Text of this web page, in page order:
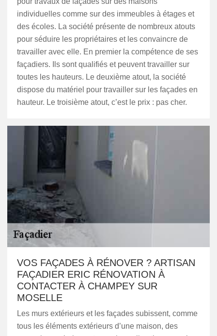
individuelles comme sur des immeubles à étages et
des écoles. La société présente de nombreux atouts
pour séduire les propriétaires et les convaincre de
travailler avec elle. En premier la compétence de ses
façadiers. Ils sont qualifiés et peuvent travailler sur
toutes les hauteurs. Le deuxième atout, la société
dispose du matériel pour travailler sur les façades en
hauteur. Le troisième atout, c’est le prix : pas cher.
VOS FAÇADES À RÉNOVER ? ARTISAN
FAÇADIER ERIC RÉNOVATION À
CONTACTER À CHAMPEY SUR
MOSELLE
Les murs extérieurs et les façades subissent, comme
tous les éléments extérieurs d’une maison, des